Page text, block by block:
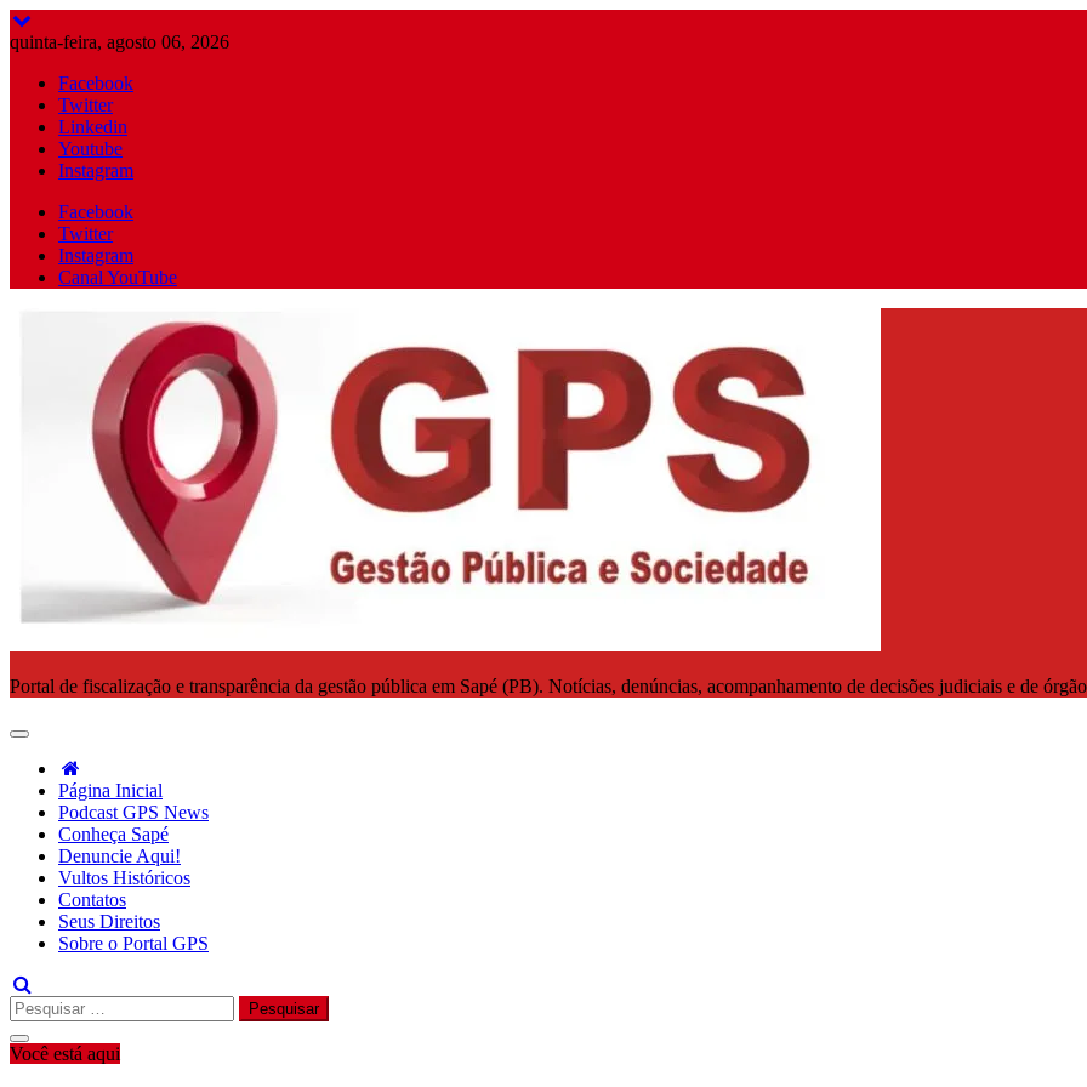
Skip
to
quinta-feira, agosto 06, 2026
Facebook
Twitter
Linkedin
Youtube
Instagram
Facebook
Twitter
Instagram
Canal YouTube
Portal de fiscalização e transparência da gestão pública em Sapé (PB). Notícias, denúncias, acompanhamento de decisões judiciais e de
Página Inicial
Podcast GPS News
Conheça Sapé
Denuncie Aqui!
Vultos Históricos
Contatos
Seus Direitos
Sobre o Portal GPS
Pesquisar
por:
Você está aqui